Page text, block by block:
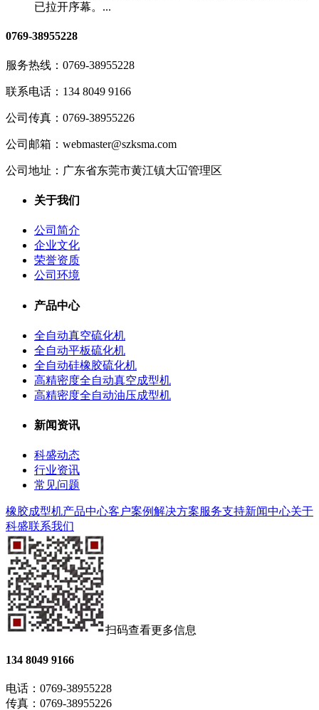
已拉开序幕。...
0769-38955228
服务热线： 0769-38955228
联系电话： 134 8049 9166
公司传真： 0769-38955226
公司邮箱： webmaster@szksma.com
公司地址： 广东省东莞市黄江镇大冚管理区
关于我们
公司简介
企业文化
荣誉资质
公司环境
产品中心
全自动真空硫化机
全自动平板硫化机
全自动硅橡胶硫化机
高精密度全自动真空成型机
高精密度全自动油压成型机
新闻资讯
科盛动态
行业资讯
常见问题
橡胶成型机产品中心客户案例解决方案服务支持新闻中心关于
科盛联系我们
扫码查看更多信息
134 8049 9166
电话：0769-38955228
传真：0769-38955226